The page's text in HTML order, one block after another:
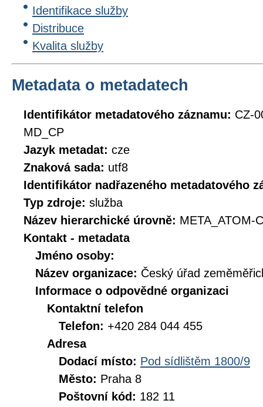
Identifikace služby
Distribuce
Kvalita služby
Metadata o metadatech
Identifikátor metadatového záznamu: CZ-
MD_CP
Jazyk metadat: cze
Znaková sada: utf8
Identifikátor nadřazeného metadatového
Typ zdroje: služba
Název hierarchické úrovně: META_ATOM-
Kontakt - metadata
Jméno osoby:
Název organizace: Český úřad
Informace o odpovědné organizaci
Kontaktní telefon
Telefon: +420 284 044 455
Adresa
Dodací místo: Pod sídlištěm 1800/9
Město: Praha 8
Poštovní kód: 182 11